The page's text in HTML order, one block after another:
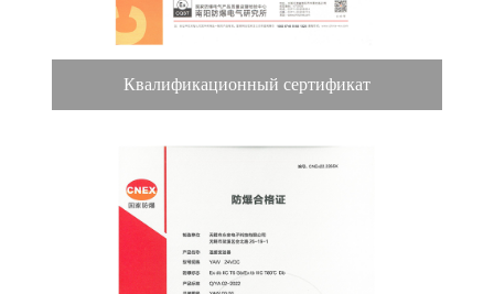
Квалификационный сертификат